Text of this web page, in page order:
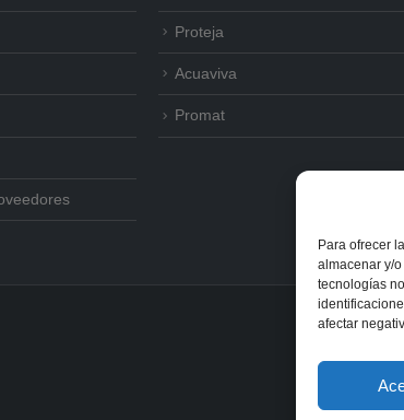
Para ofrecer
almacenar y/
tecnologías
afectar
Proteja
Acuaviva
Promat